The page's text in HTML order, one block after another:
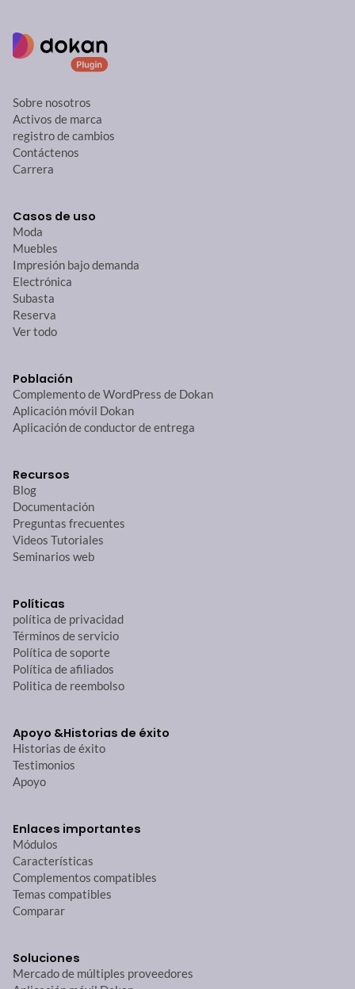
Sobre nosotros
Activos de marca
registro de cambios
Contáctenos
Carrera
Casos de uso
Moda
Muebles
Impresión bajo demanda
Electrónica
Subasta
Reserva
Ver todo
Población
Complemento de WordPress de Dokan
Aplicación móvil Dokan
Aplicación de conductor de entrega
Recursos
Blog
Documentación
Preguntas frecuentes
Videos Tutoriales
Seminarios web
Políticas
política de privacidad
Términos de servicio
Política de soporte
Política de afiliados
Politica de reembolso
Apoyo &Historias de éxito
Historias de éxito
Testimonios
Apoyo
Enlaces importantes
Módulos
Características
Complementos compatibles
Temas compatibles
Comparar
Soluciones
Mercado de múltiples proveedores